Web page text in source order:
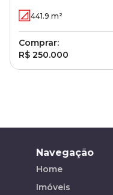
Paiçandu - PR
441.9 m²
Comprar:
R$ 250.000
Navegação
Home
Imóveis